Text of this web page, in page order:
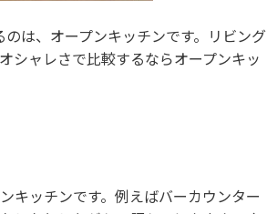
は、オープンキッチンです。リビング
シャレさで比較するならオープンキッ
キッチンです。例えばバーカウンター